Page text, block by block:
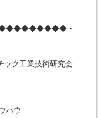
・
工業技術研究会
ハウ